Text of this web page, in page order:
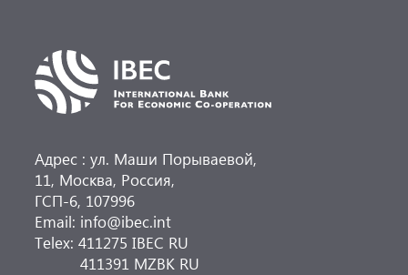
Адрес : ул. Маши Порываевой,
11, Москва, Россия,
ГСП-6, 107996
Email: info@ibec.int
Telex: 411275 IBEC RU
411391 MZBK RU